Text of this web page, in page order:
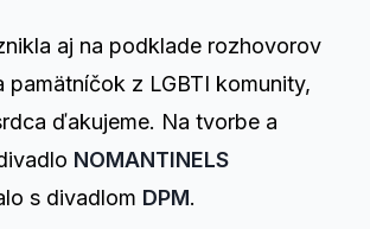
aj na podklade rozhovorov
pamätníčok z LGBTI komunity,
ďakujeme. Na tvorbe a
NOMANTINELS
s divadlom DPM.